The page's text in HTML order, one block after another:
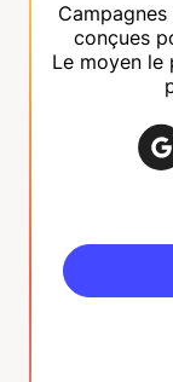
conçues
Le moyen le